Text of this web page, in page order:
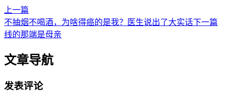
上一篇
不抽烟不喝酒，为啥得癌的是我？医生说出了大实话下一篇
线的那端是母亲
文章导航
发表评论